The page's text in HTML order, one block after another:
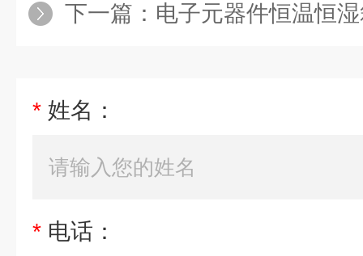
下一篇： 电子元器件恒温恒
* 姓名：
* 电话：